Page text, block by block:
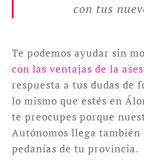
con tus
Te podemos ayudar sin
con las ventajas de la
respuesta a tus dudas de
lo mismo que estés en
te preocupes porque
Autónomos llega también
pedanías de tu provincia.